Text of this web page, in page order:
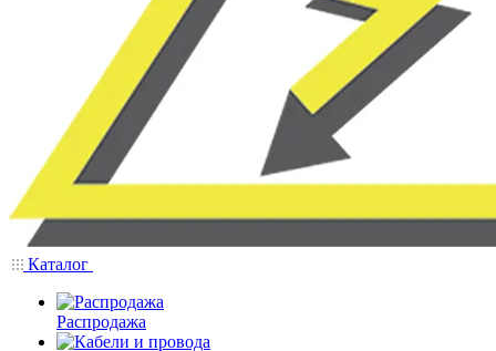
Каталог
Распродажа